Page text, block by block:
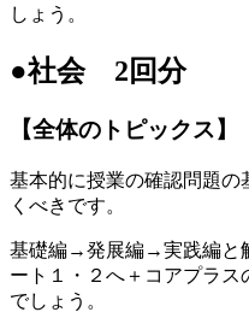
しょう。
●社会 2回分
【全体のトピックス】
基本的に授業の確認問題
くべきです。
基礎編→発展編→実践編と
ート１・２へ＋コアプラ
でしょう。